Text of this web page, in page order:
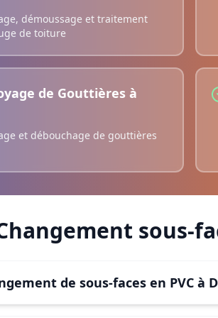
démoussage et traitement
de toiture
de Gouttières à
et débouchage de gouttières
sous-
de sous-faces en PVC à